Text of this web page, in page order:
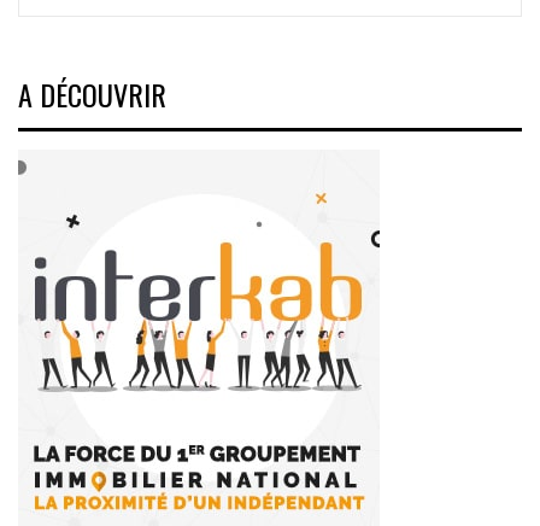
A DÉCOUVRIR